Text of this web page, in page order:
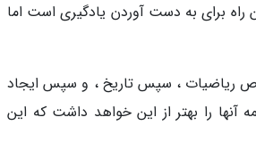
برای به دست آوردن یادگیری است اما
ریاضیات ، سپس تاریخ ، و سپس ایجاد
را بهتر از این خواهد داشت که این